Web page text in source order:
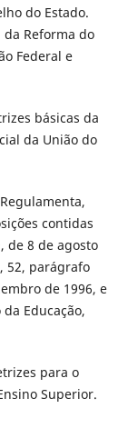
do Estado.
da Reforma do
Federal e
básicas da
da União do
Regulamenta,
contidas
de 8 de agosto
52, parágrafo
de 1996, e
Educação,
para o
Superior.